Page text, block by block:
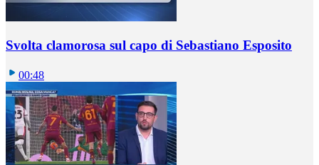
Svolta clamorosa sul capo di Sebastiano Esposito
00:48